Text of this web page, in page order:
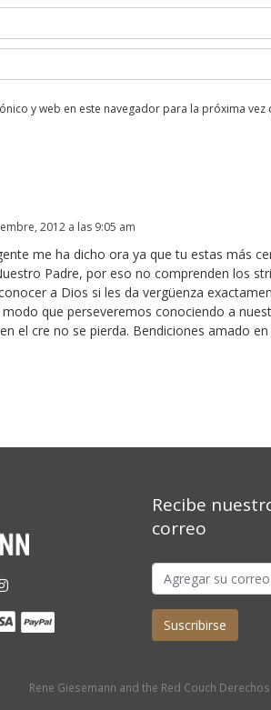
y web en este navegador para la próxima vez
2012 a las 9:05 am
me ha dicho ora ya que tu estas más
Padre, por eso no comprenden los
a Dios si les da vergüenza
que perseveremos conociendo a
el cre no se pierda. Bendiciones amado en
Recibe
correo
Rene Giesemann and the Red Couch